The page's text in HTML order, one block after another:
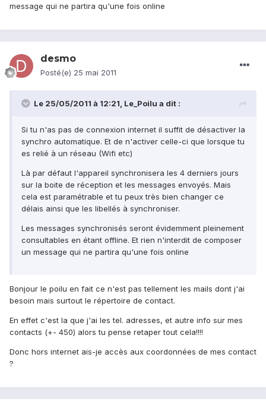
message qui ne partira qu'une fois online
desmo
Posté(e) 25 mai 2011
Le 25/05/2011 à 12:21, Le_Poilu a dit :
Si tu n'as pas de connexion internet il suffit de désactiver la
synchro automatique. Et de n'activer celle-ci que lorsque tu
es relié à un réseau (Wifi etc)
Là par défaut l'appareil synchronisera les 4 derniers jours
sur la boite de réception et les messages envoyés. Mais
cela est paramétrable et tu peux très bien changer ce
délais ainsi que les libellés à synchroniser.
Les messages synchronisés seront évidemment pleinement
consultables en étant offline. Et rien n'interdit de composer
un message qui ne partira qu'une fois online
Bonjour le poilu en fait ce n'est pas tellement les mails dont j'ai
besoin mais surtout le répertoire de contact.
En effet c'est la que j'ai les tel. adresses, et autre info sur mes
contacts (+- 450) alors tu pense retaper tout cela!!!!
Donc hors internet ais-je accès aux coordonnées de mes contact
?